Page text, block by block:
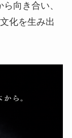
向き合い、
化を生み出